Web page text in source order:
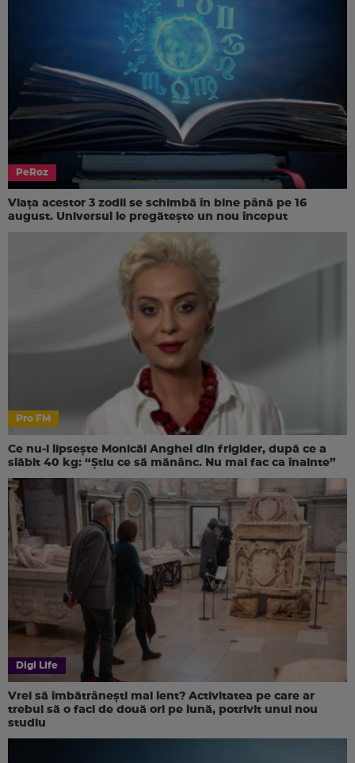
PeRoz
Viața acestor 3 zodii se schimbă în bine până pe 16
august. Universul le pregătește un nou început
Pro FM
Ce nu-i lipsește Monicăi Anghel din frigider, după ce a
slăbit 40 kg: “Știu ce să mănânc. Nu mai fac ca înainte”
Digi Life
Vrei să îmbătrânești mai lent? Activitatea pe care ar
trebui să o faci de două ori pe lună, potrivit unui nou
studiu